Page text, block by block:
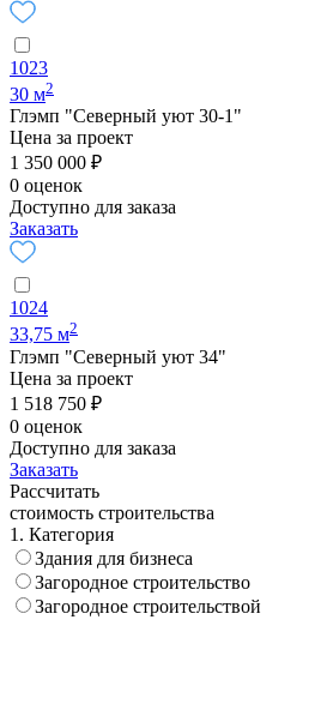
1023
30 м2
Глэмп "Северный уют 30-1"
Цена за проект
1 350 000 ₽
0 оценок
Доступно для заказа
Заказать
1024
33,75 м2
Глэмп "Северный уют 34"
Цена за проект
1 518 750 ₽
0 оценок
Доступно для заказа
Заказать
Рассчитать
стоимость строительства
1. Категория
Здания для бизнеса
Загородное строительство
Загородное строительствой